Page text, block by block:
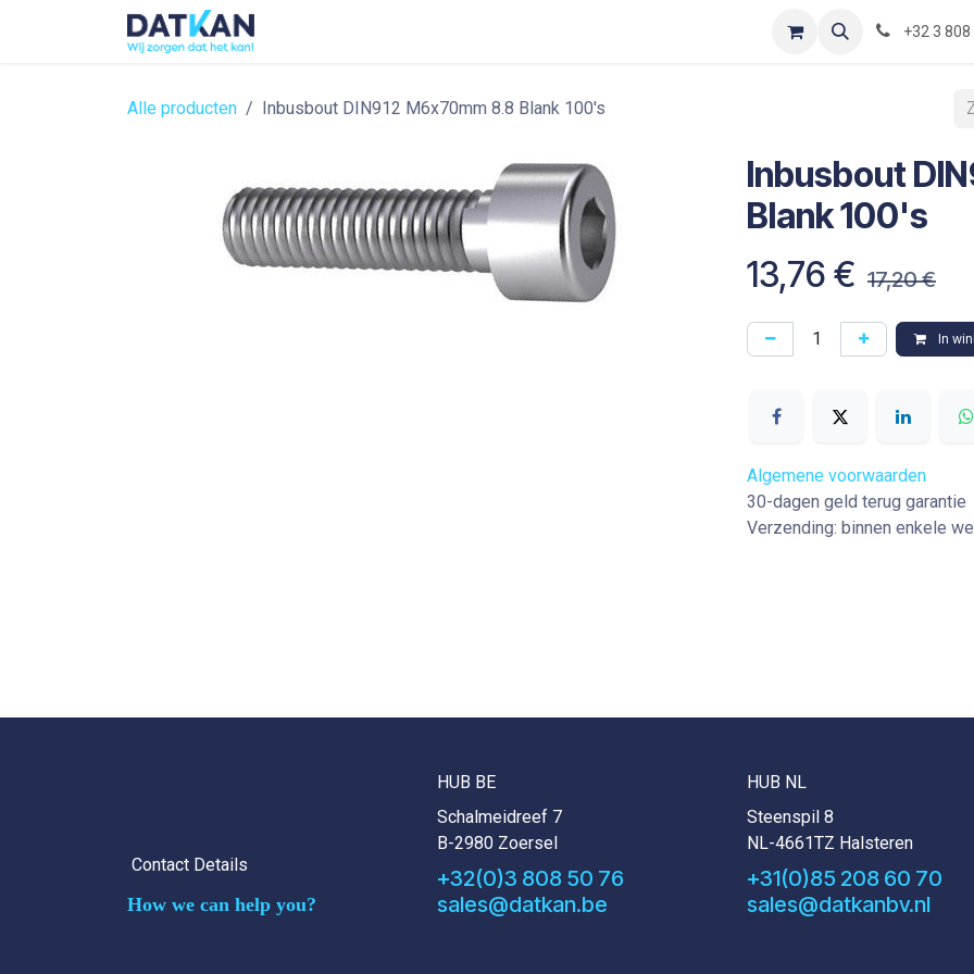
Optimization-of-piping-components
+32 3 808
Alle producten Inbusbout DIN912 M6x70mm 8.8 Blank 100's
Inbusbout
Blank 100's
13,76 € 17,20€
In
Algemene voorwaarden
30-dagen geld terug garantie
Verzending: binnen enkele
Contact Details
How we can help you?
HUB BE
Schalmeidreef 7
B-2980 Zoersel
+32(0)3 808 50 76
sales@datkan.be
HUB NL
Steenspil 8
NL-4661TZ Halsteren
+31(0)85 208 60 70
sales@datkanbv.nl